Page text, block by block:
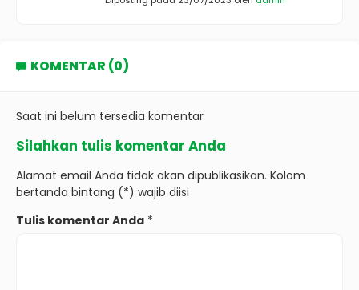
KOMENTAR (0)
Saat ini belum tersedia komentar
Silahkan tulis komentar Anda
Alamat email Anda tidak akan dipublikasikan. Kolom
bertanda bintang (*) wajib diisi
Tulis komentar Anda *